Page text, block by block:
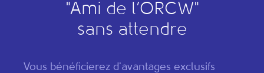
"Ami de l’ORCW"
sans attendre
Vous bénéficierez d'avantages exclusifs